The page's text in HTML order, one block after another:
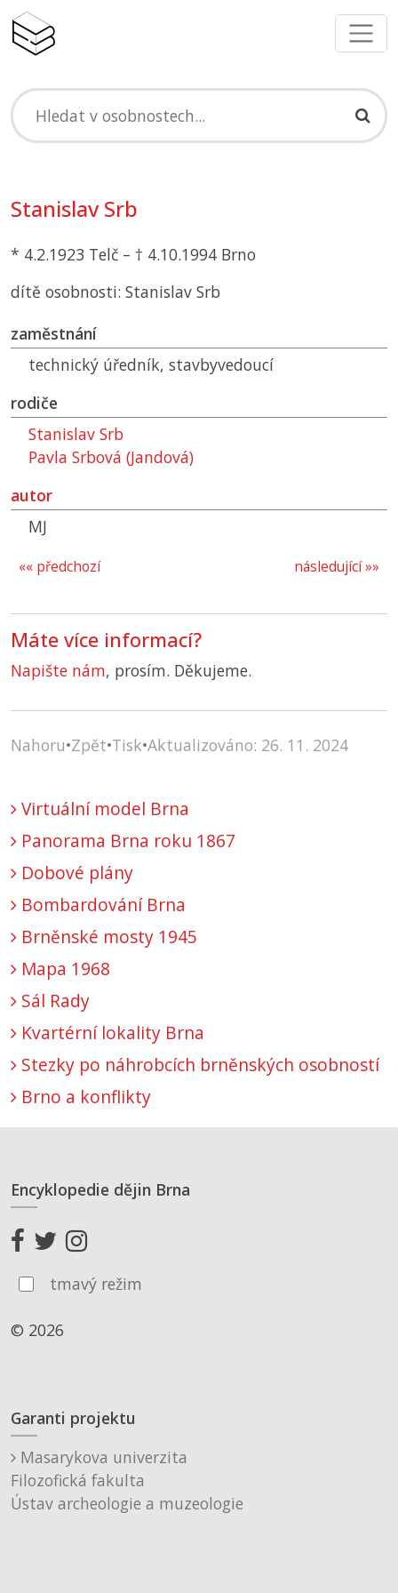
Stanislav Srb
* 4.2.1923 Telč – † 4.10.1994 Brno
dítě osobnosti: Stanislav Srb
zaměstnání
technický úředník, stavbyvedoucí
rodiče
Stanislav Srb
Pavla Srbová (Jandová)
autor
MJ
následující »»
«« předchozí
Máte více informací?
Napište nám, prosím. Děkujeme.
Nahoru•Zpět•Tisk•Aktualizováno: 26. 11. 2024
Virtuální model Brna
Panorama Brna roku 1867
Dobové plány
Bombardování Brna
Brněnské mosty 1945
Mapa 1968
Sál Rady
Kvartérní lokality Brna
Stezky po náhrobcích brněnských osobností
Brno a konflikty
Encyklopedie dějin Brna
tmavý režim
© 2026
Garanti projektu
Masarykova univerzita
Filozofická fakulta
Ústav archeologie a muzeologie